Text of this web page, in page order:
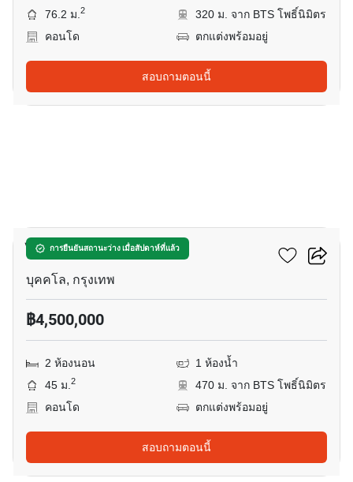
76.2 ม.2
320 ม. จาก BTS โพธิ์นิมิตร
คอนโด
ตกแต่งพร้อมอยู่
สอบถามตอนนี้
การยืนยันสถานะว่าง เมื่อสัปดาห์ที่แล้ว
ไอดีโอ สาทร-ท่าพระ
บุคคโล, กรุงเทพ
฿4,500,000
2 ห้องนอน
1 ห้องน้ำ
45 ม.2
470 ม. จาก BTS โพธิ์นิมิตร
คอนโด
ตกแต่งพร้อมอยู่
สอบถามตอนนี้